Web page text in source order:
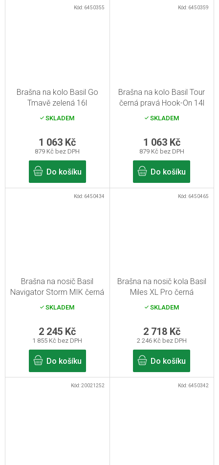
Brašna na kolo Basil Go
Tmavě zelená 16l
SKLADEM
879 Kč bez DPH
1 063 Kč
Do košíku
Kód: 6450355
Brašna na kolo Basil Tour
černá pravá Hook-On 14l
SKLADEM
879 Kč bez DPH
1 063 Kč
Do košíku
Kód: 6450359
Brašna na nosič Basil
Navigator Storm MIK černá
13l
SKLADEM
1 855 Kč bez DPH
2 245 Kč
Do košíku
Kód: 6450434
Brašna na nosič kola Basil
Miles XL Pro černá
limetková
SKLADEM
2 246 Kč bez DPH
2 718 Kč
Do košíku
Kód: 6450465
Kód:20021252 Kód: 6450342